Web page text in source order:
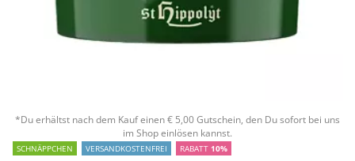
*Du erhältst nach dem Kauf einen € 5,00 Gutschein, den Du sofort bei uns
im Shop einlösen kannst.
SCHNÄPPCHEN VERSANDKOSTENFREI RABATT 10%